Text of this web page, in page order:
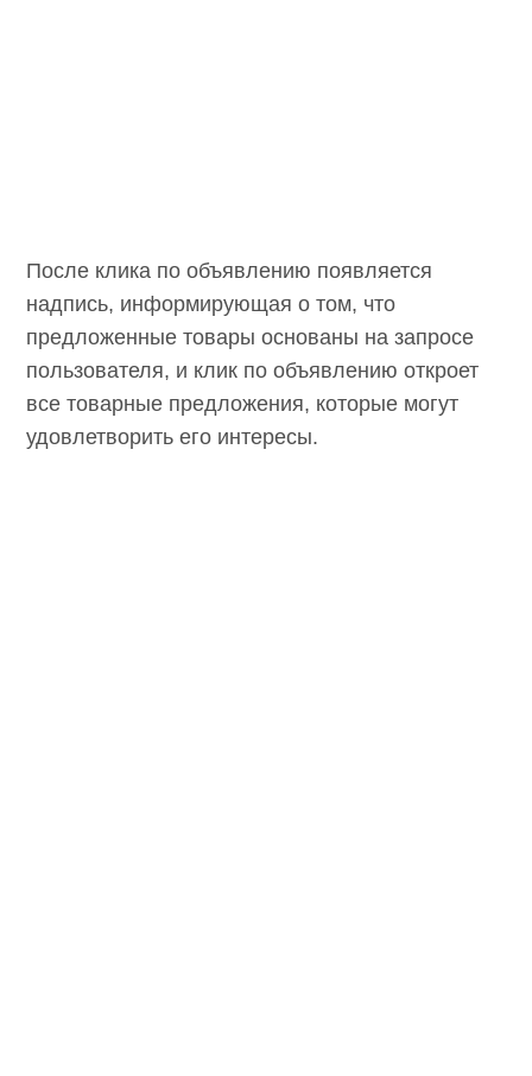
После клика по объявлению появляется
надпись, информирующая о том, что
предложенные товары основаны на запросе
пользователя, и клик по объявлению откроет
все товарные предложения, которые могут
удовлетворить его интересы.